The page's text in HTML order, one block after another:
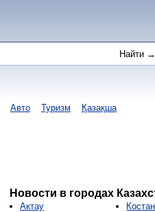
Авто Туризм Қазақша
Новости в городах
Актау